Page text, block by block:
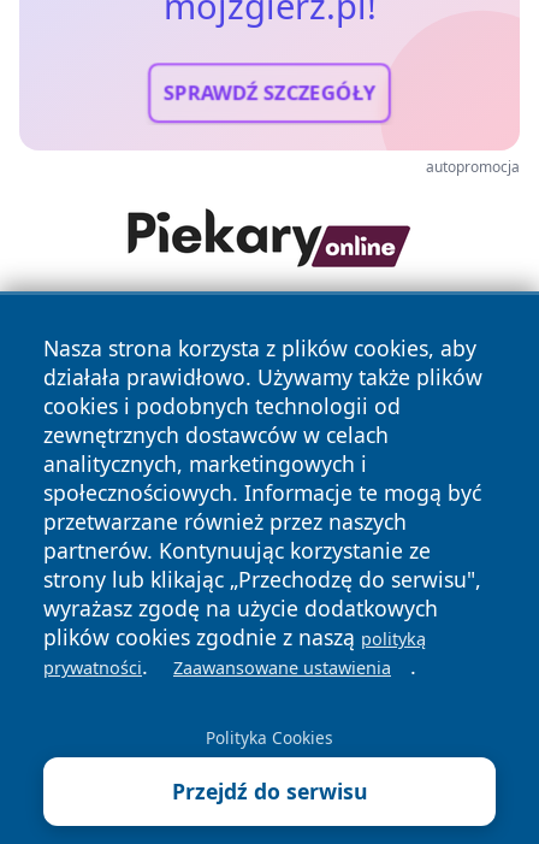
SPRAWDŹ SZCZEGÓŁY
autopromocja
Nasza strona korzysta z plików cookies, aby
działała prawidłowo. Używamy także plików
cookies i podobnych technologii od
zewnętrznych dostawców w celach
analitycznych, marketingowych i
społecznościowych. Informacje te mogą być
przetwarzane również przez naszych
partnerów. Kontynuując korzystanie ze
strony lub klikając „Przechodzę do serwisu",
wyrażasz zgodę na użycie dodatkowych
plików cookies zgodnie z naszą polityką
prywatności. Zaawansowane ustawienia .
Polityka Cookies
Przejdź do serwisu
Copyright © 2026 mojzgierz.pl Wszystkie prawa zastrzeżone.
News Autorzy
Polityka
Prywatności
Polityka
Cookies